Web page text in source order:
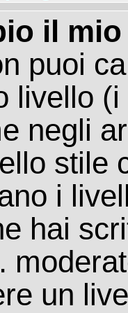
il
puoi
livello
negli
stile
i
hai
un